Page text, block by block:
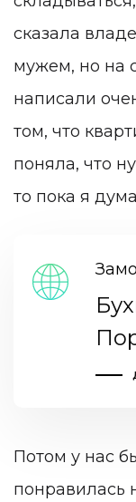
сказала
мужем, но на
написали
том, что
поняла, что
то пока я
Потом у нас
понравилась